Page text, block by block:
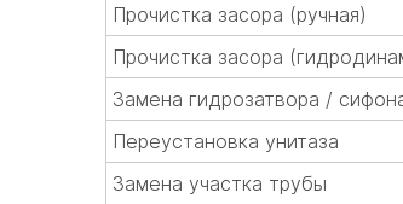
Прочистка засора (ручная)
Прочистка засора
Замена гидрозатвора /
Переустановка унитаза
Замена участка трубы